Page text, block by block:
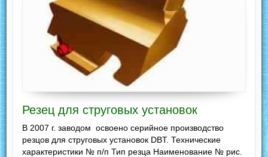
Резец для струговых установок
В 2007 г. заводом освоено серийное производство
резцов для струговых установок DBT. Технические
характеристики № п/п Тип резца Наименование № рис.